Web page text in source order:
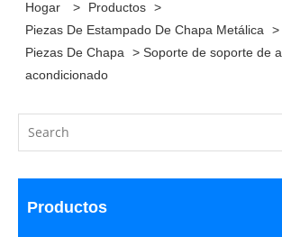
Hogar > Productos >
Piezas De Estampado De Chapa Metálica
>
Piezas De Chapa
> Soporte de soporte de
acondicionado
Productos